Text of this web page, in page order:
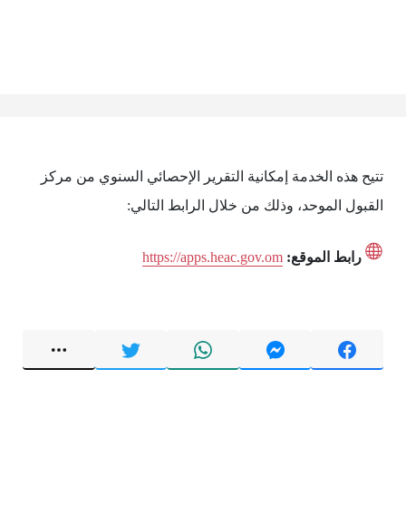
تتيح هذه الخدمة إمكانية التقرير الإحصائي السنوي من مركز
القبول الموحد، وذلك من خلال الرابط التالي:
رابط الموقع: https://apps.heac.gov.om